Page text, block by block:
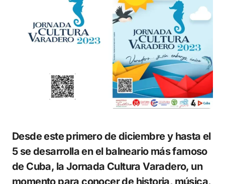
Desde este primero de diciembre y hasta el
5 se desarrolla en el balneario más famoso
de Cuba, la Jornada Cultura Varadero, un